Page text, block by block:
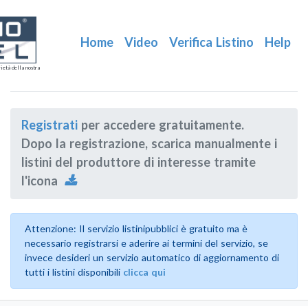
della nostra
Home Video Verifica Listino Help
Registrati per accedere gratuitamente.
Dopo la registrazione, scarica manualmente i
listini del produttore di interesse tramite
l'icona
Attenzione: Il servizio listinipubblici è gratuito ma è
necessario registrarsi e aderire ai termini del servizio, se
invece desideri un servizio automatico di aggiornamento di
tutti i listini disponibili clicca qui